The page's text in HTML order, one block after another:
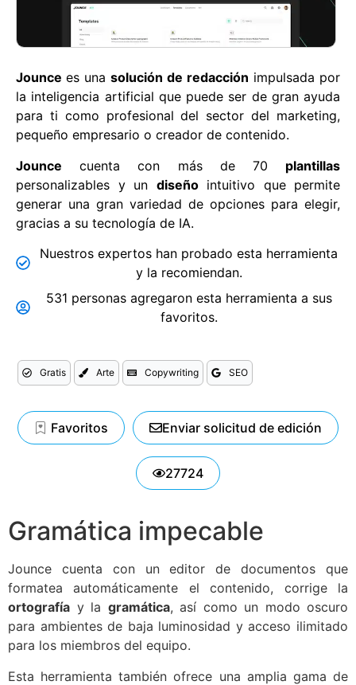
Jounce es una solución de redacción impulsada por
la inteligencia artificial que puede ser de gran ayuda
para ti como profesional del sector del marketing,
pequeño empresario o creador de contenido.
Jounce cuenta con más de 70 plantillas
personalizables y un diseñointuitivo que permite
generar una gran variedad de opciones para elegir,
gracias a su tecnología de IA.
Nuestros expertos han probado esta herramienta
y la recomiendan.
531 personas agregaron esta herramienta a sus
favoritos.
Gratis Arte Copywriting SEO
Favoritos Enviar solicitud de edición
27724
Gramática impecable
Jounce cuenta con un editor de documentos que
formatea automáticamente el contenido, corrige la
ortografía y la gramática, así como un modo oscuro
para ambientes de baja luminosidad y acceso ilimitado
para los miembros del equipo.
Esta herramienta también ofrece una amplia gama de